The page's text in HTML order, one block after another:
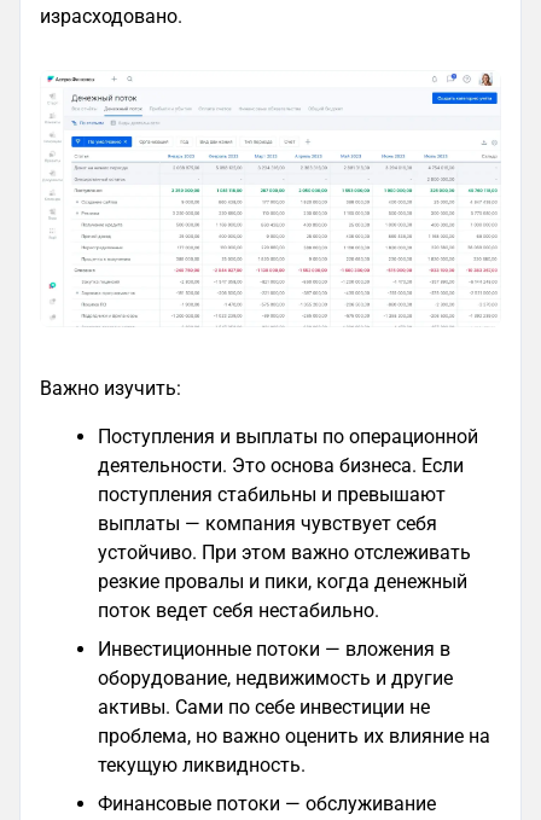
израсходовано.
Важно изучить:
Поступления и выплаты по операционной
деятельности. Это основа бизнеса. Если
поступления стабильны и превышают
выплаты — компания чувствует себя
устойчиво. При этом важно отслеживать
резкие провалы и пики, когда денежный
поток ведет себя нестабильно.
Инвестиционные потоки — вложения в
оборудование, недвижимость и другие
активы. Сами по себе инвестиции не
проблема, но важно оценить их влияние на
текущую ликвидность.
Финансовые потоки — обслуживание